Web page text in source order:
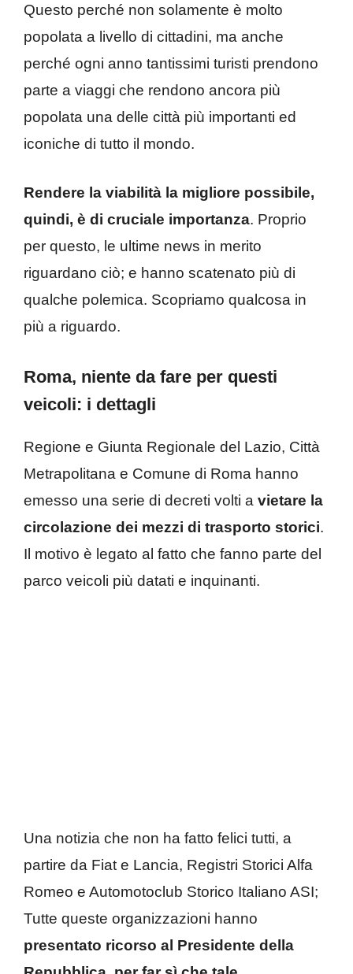
Questo perché non solamente è molto
popolata a livello di cittadini, ma anche
perché ogni anno tantissimi turisti prendono
parte a viaggi che rendono ancora più
popolata una delle città più importanti ed
iconiche di tutto il mondo.
Rendere la viabilità la migliore possibile,
quindi, è di cruciale importanza. Proprio
per questo, le ultime news in merito
riguardano ciò; e hanno scatenato più di
qualche polemica. Scopriamo qualcosa in
più a riguardo.
Roma, niente da fare per questi
veicoli: i dettagli
Regione e Giunta Regionale del Lazio, Città
Metrapolitana e Comune di Roma hanno
emesso una serie di decreti volti a vietare la
circolazione dei mezzi di trasporto storici.
Il motivo è legato al fatto che fanno parte del
parco veicoli più datati e inquinanti.
Una notizia che non ha fatto felici tutti, a
partire da Fiat e Lancia, Registri Storici Alfa
Romeo e Automotoclub Storico Italiano ASI;
Tutte queste organizzazioni hanno
presentato ricorso al Presidente della